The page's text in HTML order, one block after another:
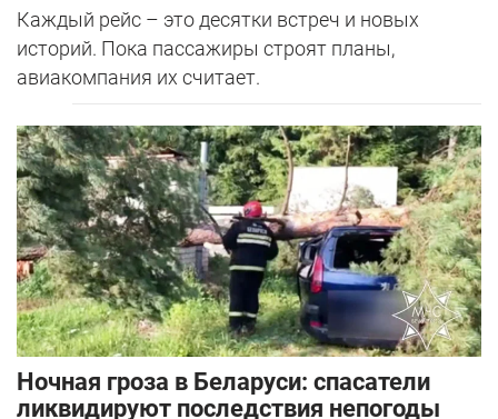
Каждый рейс – это десятки встреч и новых
историй. Пока пассажиры строят планы,
авиакомпания их считает.
Ночная гроза в Беларуси: спасатели
ликвидируют последствия непогоды